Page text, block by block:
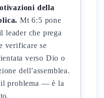
della
Mt 6:5 pone
leader che prega
verificare se
verso Dio o
dell'assemblea.
problema — è la